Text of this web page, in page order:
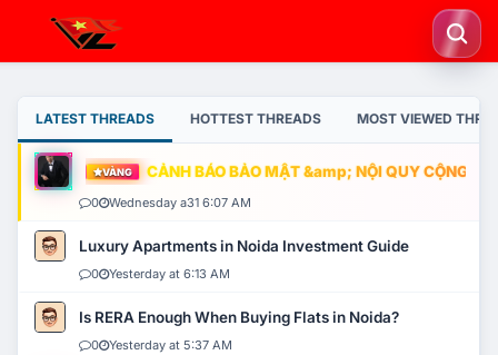
LATEST THREADS HOTTEST THREADS MOST VIEWED
VÀNG CẢNH BÁO BẢO MẬT &amp; NỘI QUY CỘNG
0 Wednesday a31 6:07 AM
Luxury Apartments in Noida Investment Guide
0 Yesterday at 6:13 AM
Is RERA Enough When Buying Flats in Noida?
0 Yesterday at 5:37 AM